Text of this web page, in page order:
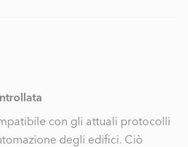
con gli attuali protocolli
degli edifici. Ciò